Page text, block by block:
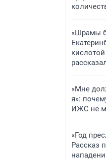
«Шрамы
«Мне
я»:
ИЖС не
«Год
Рассказ